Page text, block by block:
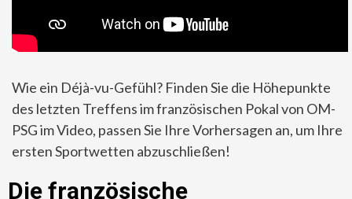
Wie ein Déjà-vu-Gefühl? Finden Sie die Höhepunkte
des letzten Treffens im französischen Pokal von OM-
PSG im Video, passen Sie Ihre Vorhersagen an, um Ihre
ersten Sportwetten abzuschließen!
Die französische